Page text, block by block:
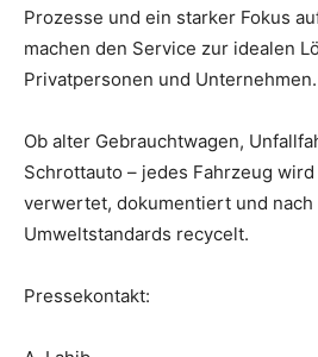
Prozesse und ein starker Fokus
machen den Service zur idealen
Privatpersonen und Unternehmen.
Ob alter Gebrauchtwagen,
Schrottauto – jedes Fahrzeug
verwertet, dokumentiert und nach
Umweltstandards recycelt.
Pressekontakt: